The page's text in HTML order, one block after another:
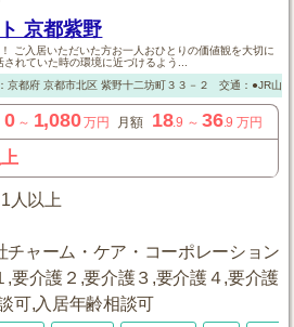
京都紫野
ご入居いただいた方お一人おひとりの価値観を大切に
れていた時の環境に近づけるよう...
京都府 京都市北区紫野十二坊町３３－２ 交通：●JR山
0～ 1,080万円 月額 18.9 ～36.9 万円
人以上
チャーム・ケア・コーポレーション
,要介護２,要介護３,要介護４,要介護
可,入居年齢相談可